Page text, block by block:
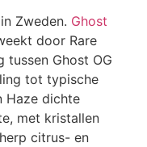
Zweden. Ghost
door Rare
tussen Ghost OG
tot typische
Haze dichte
met kristallen
citrus- en